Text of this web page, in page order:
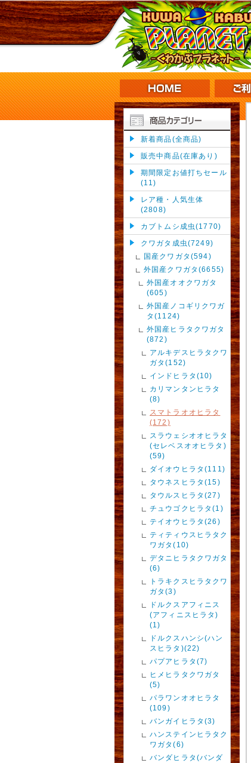
新着商品(全商品)
販売中商品(在庫あり)
期間限定お値打ちセール
(11)
レア種・人気生体
(2808)
カブトムシ成虫(1770)
クワガタ成虫(7249)
国産クワガタ(594)
外国産クワガタ(6655)
外国産オオクワガタ
(605)
外国産ノコギリクワガ
タ(1124)
外国産ヒラタクワガタ
(872)
アルキデスヒラタクワ
ガタ(152)
インドヒラタ(10)
カリマンタンヒラタ
(8)
スマトラオオヒラタ
(172)
スラウェシオオヒラタ
(セレベスオオヒラタ)
(59)
ダイオウヒラタ(111)
タウネスヒラタ(15)
タウルスヒラタ(27)
チュウゴクヒラタ(1)
テイオウヒラタ(26)
ティティウスヒラタク
ワガタ(10)
デタニヒラタクワガタ
(6)
トラキクスヒラタクワ
ガタ(3)
ドルクスアフィニス
(アフィニスヒラタ)
(1)
ドルクスハンシ(ハン
スヒラタ)(22)
パプアヒラタ(7)
ヒメヒラタクワガタ
(5)
パラワンオオヒラタ
(109)
バンガイヒラタ(3)
ハンステインヒラタク
ワガタ(6)
バンダヒラタ(バンダ